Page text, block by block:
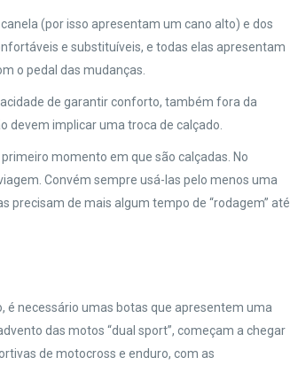
(por isso apresentam um cano alto) e dos
e substituíveis, e todas elas apresentam
o pedal das mudanças.
de garantir conforto, também fora da
devem implicar uma troca de calçado.
momento em que são calçadas. No
Convém sempre usá-las pelo menos uma
precisam de mais algum tempo de “rodagem” até
é necessário umas botas que apresentem uma
das motos “dual sport”, começam a chegar
de motocross e enduro, com as